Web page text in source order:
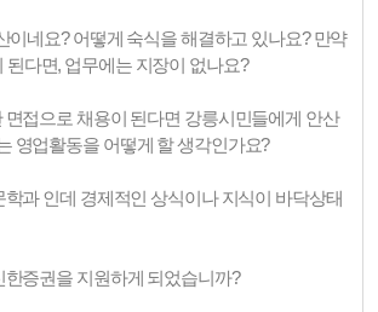
이네요? 어떻게 숙식을 해결하고 있나요? 만약
된다면, 업무에는 지장이 없나요?
면접으로 채용이 된다면 강릉시민들에게 안산
영업활동을 어떻게 할 생각인가요?
학과 인데 경제적인 상식이나 지식이 바닥상태
한증권을 지원하게 되었습니까?